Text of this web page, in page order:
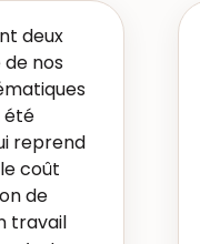
deux
nos
été
reprend
coût
de
travail